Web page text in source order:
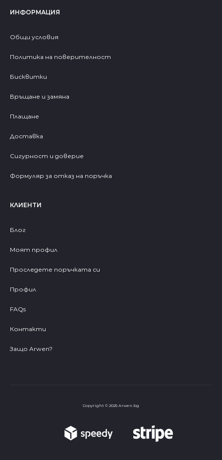
ИНФОРМАЦИЯ
Общи условия
Политика на поверителност
Бисквитки
Връщане и замяна
Плащане
Доставка
Сигурност и доверие
Формуляр за отказ на поръчка
КЛИЕНТИ
Блог
Моят профил
Проследете поръчката си
Профил
FAQs
Контакти
Защо Arwen?
Copyright © 2025 Arwen.bg